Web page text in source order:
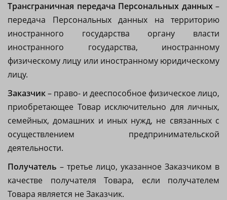
Трансграничная передача Персональных данных–
передача Персональных данных на территорию
иностранного государства органу власти
иностранного государства, иностранному
физическому лицу или иностранному юридическому
лицу.
Заказчик– право- и дееспособное физическое лицо,
приобретающее Товар исключительно для личных,
семейных, домашних и иных нужд, не связанных с
осуществлением предпринимательской
деятельности.
Получатель – третье лицо, указанное Заказчиком в
качестве получателя Товара, если получателем
Товара является не Заказчик.